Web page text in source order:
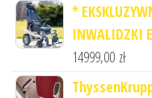
*
INWALIDZKI
14999,00 zł